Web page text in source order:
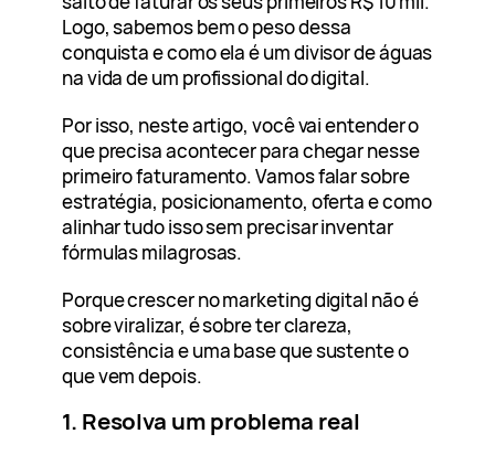
Logo, sabemos bem o peso dessa
conquista e como ela é um divisor de águas
na vida de um profissional do digital.
Por isso, neste artigo, você vai entender o
que precisa acontecer para chegar nesse
primeiro faturamento. Vamos falar sobre
estratégia, posicionamento, oferta e como
alinhar tudo isso sem precisar inventar
fórmulas milagrosas.
Porque crescer no marketing digital não é
sobre viralizar, é sobre ter clareza,
consistência e uma base que sustente o
que vem depois.
1. Resolva um problema real